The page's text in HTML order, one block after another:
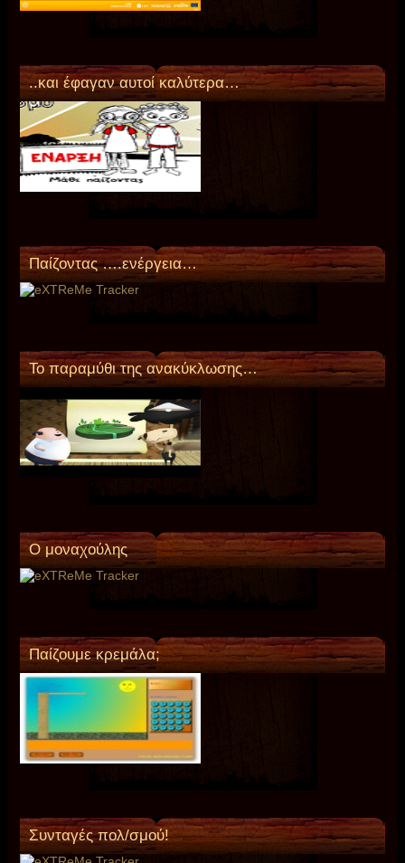
..και έφαγαν αυτοί καλύτερα…
Παίζοντας ….ενέργεια…
Το παραμύθι της ανακύκλωσης…
O μοναχούλης
Παίζουμε κρεμάλα;
Συνταγές πολ/σμού!